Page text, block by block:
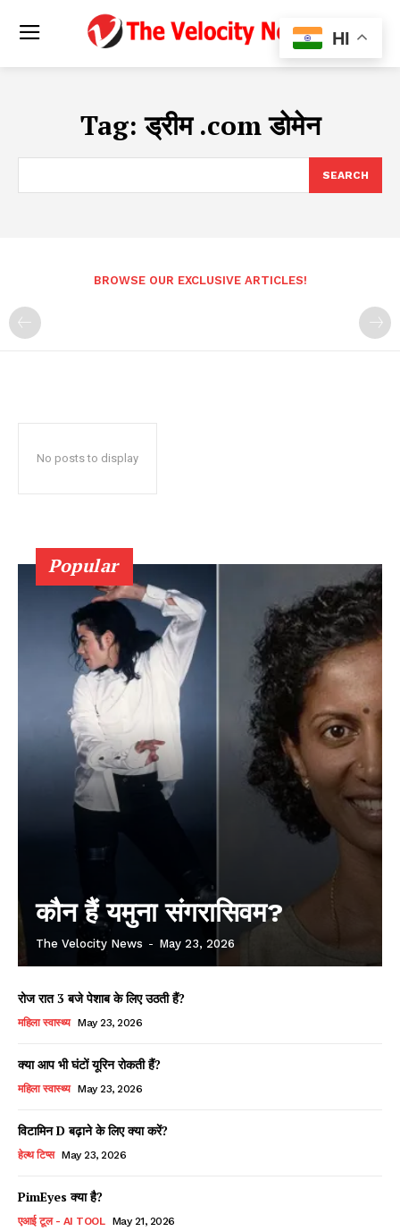
Tag:ड्रीम .com डोमेन
SEARCH
BROWSE OUR EXCLUSIVE ARTICLES!
No posts to display
Popular
कौन हैं यमुना संगरासिवम?
The Velocity News - May 23, 2026
रोज रात 3 बजे पेशाब के लिए उठती हैं?
महिला स्वास्थ्य May 23, 2026
क्या आप भी घंटों यूरिन रोकती हैं?
महिला स्वास्थ्य May 23, 2026
विटामिन D बढ़ाने के लिए क्या करें?
हेल्थ टिप्स May 23, 2026
PimEyes क्या है?
एआई टूल - AI TOOL May 21, 2026
HI